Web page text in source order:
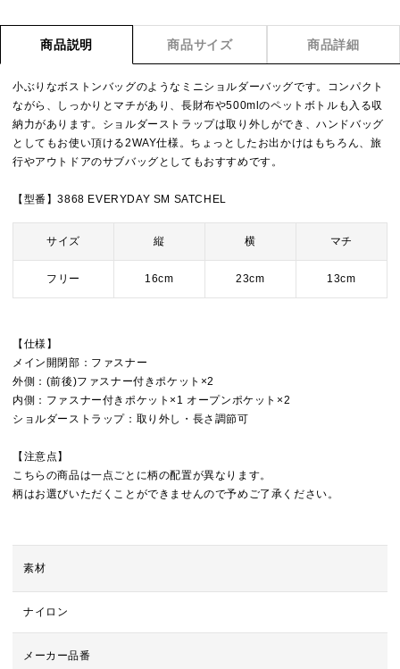
商品説明 商品サイズ 商品詳細
小ぶりなボストンバッグのようなミニショルダーバッグです。コンパクト
ながら、しっかりとマチがあり、長財布や500mlのペットボトルも入る収
納力があります。ショルダーストラップは取り外しができ、ハンドバッグ
としてもお使い頂ける2WAY仕様。ちょっとしたお出かけはもちろん、旅
行やアウトドアのサブバッグとしてもおすすめです。
【型番】3868 EVERYDAY SM SATCHEL
サイズ 縦 横 マチ
フリー 16cm 23cm 13cm
【仕様】
メイン開閉部：ファスナー
外側：(前後)ファスナー付きポケット×2
内側：ファスナー付きポケット×1 オープンポケット×2
ショルダーストラップ：取り外し・長さ調節可
【注意点】
こちらの商品は一点ごとに柄の配置が異なります。
柄はお選びいただくことができませんので予めご了承ください。
素材
ナイロン
メーカー品番